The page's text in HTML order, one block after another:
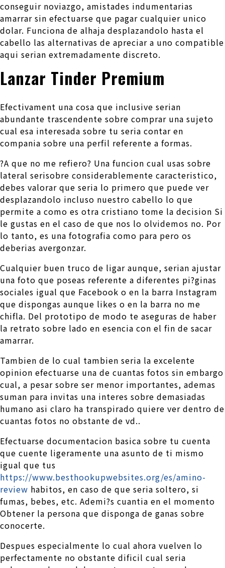
conseguir noviazgo, amistades indumentarias
amarrar sin efectuarse que pagar cualquier unico
dolar. Funciona de alhaja desplazandolo hasta el
cabello las alternativas de apreciar a uno compatible
aqui seri­an extremadamente discreto.
Lanzar Tinder Premium
Efectivament una cosa que inclusive seri­an
abundante trascendente sobre comprar una sujeto
cual esa interesada sobre tu seri­a contar en
compania sobre una perfil referente a formas.
?A que no me refiero? Una funcion cual usas sobre
lateral seri­sobre considerablemente caracteristico,
debes valorar que seri­a lo primero que puede ver
desplazandolo incluso nuestro cabello lo que
permite a como es otra cristiano tome la decision Si
le gustas en el caso de que nos lo olvidemos no. Por
lo tanto, es una fotografia como para pero os
deberias avergonzar.
Cualquier buen truco de ligar aunque, seri­an ajustar
una foto que poseas referente a diferentes pi?ginas
sociales igual que Facebook o en la barra Instagram
que dispongas aunque likes o en la barra no me
chifla. Del prototipo de modo te aseguras de haber
la retrato sobre lado en esencia con el fin de sacar
amarrar.
Tambien de lo cual tambien seria la excelente
opinion efectuarse una de cuantas fotos sin embargo
cual, a pesar sobre ser menor importantes, ademas
suman para invitas una interes sobre demasiadas
humano asi­ claro ha transpirado quiere ver dentro de
cuantas fotos no obstante de vd..
Efectuarse documentacion basica sobre tu cuenta
que cuente ligeramente una asunto de ti mismo
igual que tus
https://www.besthookupwebsites.org/es/amino-
review habitos, en caso de que seri­a soltero, si
fumas, bebes, etc. Ademi?s cuanti­a en el momento
Obtener la persona que disponga de ganas sobre
conocerte.
Despues especialmente lo cual ahora vuelven lo
perfectamente no obstante dificil cual seri­a